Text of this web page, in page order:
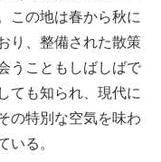
この地は春から秋に
り、整備された散策
うこともしばしばで
ても知られ、現代に
の特別な空気を味わ
いる。